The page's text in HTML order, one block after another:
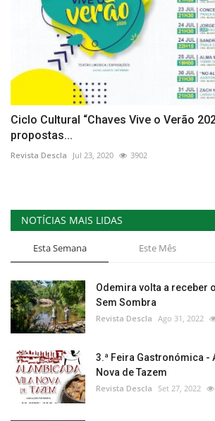
Ciclo Cultural “Chaves Vive o Verão
propostas...
Revista Descla Jul 23, 2020 3902
NOTÍCIAS MAIS LIDAS
Esta Semana Este Mês
Odemira volta a receber
Sem Sombra
Revista Descla Ago 31, 2022
3.ª Feira Gastronómica -
Nova de Tazem
Revista Descla Set 27, 2022